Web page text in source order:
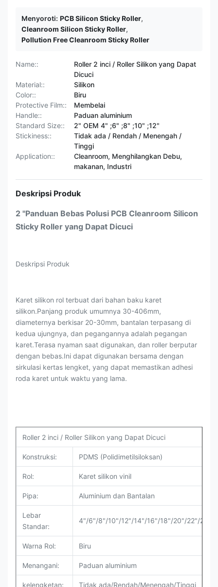
Menyoroti: PCB Silicon Sticky Roller,
Cleanroom Silicon Sticky Roller,
Pollution Free Cleanroom Sticky Roller
Name::
Roller 2 inci / Roller Silikon yang Dapat
Dicuci
Material::
Silikon
Color::
Biru
Protective Film::
Membelai
Handle::
Paduan aluminium
Standard Size::
2" OEM 4" ;6" ;8" ;10" ;12"
Stickiness::
Tidak ada / Rendah / Menengah /
Tinggi
Application::
Cleanroom, Menghilangkan Debu,
makanan, Industri
Deskripsi Produk
2 "Panduan Bebas Polusi PCB Cleanroom Silicon
Sticky Roller yang Dapat Dicuci
Deskripsi Produk
Karet silikon rol terbuat dari bahan baku karet
silikon.Panjang produk umumnya 30-406mm,
diameternya berkisar 20-30mm, bantalan terpasang di
kedua ujungnya, dan pegangannya adalah pegangan
karet.Terasa nyaman saat digunakan, dan roller berputar
dengan bebas.Ini dapat digunakan bersama dengan
sirkulasi kertas lengket, yang dapat memastikan adhesi
roda karet untuk waktu yang lama.
Roller 2 inci / Roller Silikon yang Dapat Dicuci
Konstruksi: PDMS (Polidimetilsiloksan)
Rol: Karet silikon vinil
Pipa: Aluminium dan Bantalan
Lebar
Standar:
4"/6"/8"/10"/12"/14"/16"/18"/20"/22"/24"
Warna Rol: Biru
Menangani: Paduan aluminium
kelengketan: Tidak ada/Rendah/Menengah/Tinggi